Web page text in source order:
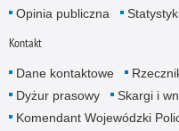
Opinia publiczna
Kontakt
Dane kontaktowe
Dyżur prasowy
Skargi i
Komendant Wojewódzki